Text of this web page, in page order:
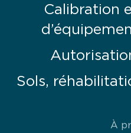
Calibration
Sols,
À